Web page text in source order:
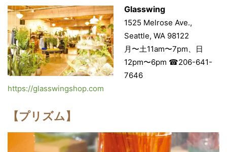
Glasswing
1525 Melrose Ave.,
Seattle, WA 98122
月〜土11am〜7pm、日
12pm〜6pm ☎︎206-641-
7646
https://glasswingshop.com
【プリズム】